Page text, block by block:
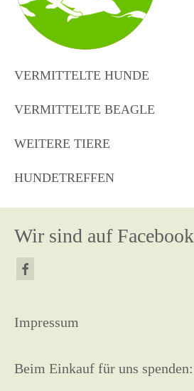
VERMITTELTE HUNDE
VERMITTELTE BEAGLE
WEITERE TIERE
HUNDETREFFEN
Wir sind auf Facebook
Impressum
Beim Einkauf für uns spenden: